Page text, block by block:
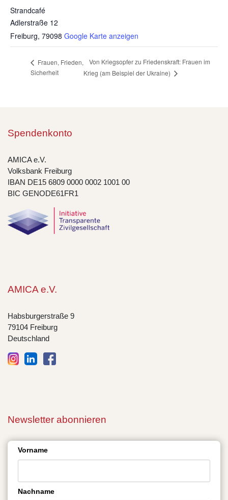
Strandcafé
Adlerstraße 12
Freiburg, 79098 Google Karte anzeigen
Frauen, Frieden,
Sicherheit
Von Kriegsopfer zu Friedenskraft: Frauen im
Krieg (am Beispiel der Ukraine)
Spendenkonto
AMICA e.V.
Volksbank Freiburg
IBAN DE15 6809 0000 0002 1001 00
BIC GENODE61FR1
AMICA e.V.
Habsburgerstraße 9
79104 Freiburg
Deutschland
Newsletter abonnieren
Vorname
Nachname